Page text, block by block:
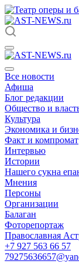
Все новости
Афиша
Блог редакции
Общество и
Культура
Экономика и
Факт и компромат
Интервью
Истории
Нашего сукна
Мнения
Персоны
Организации
Балаган
Фоторепортаж
Православная
+7 927 563 66 57